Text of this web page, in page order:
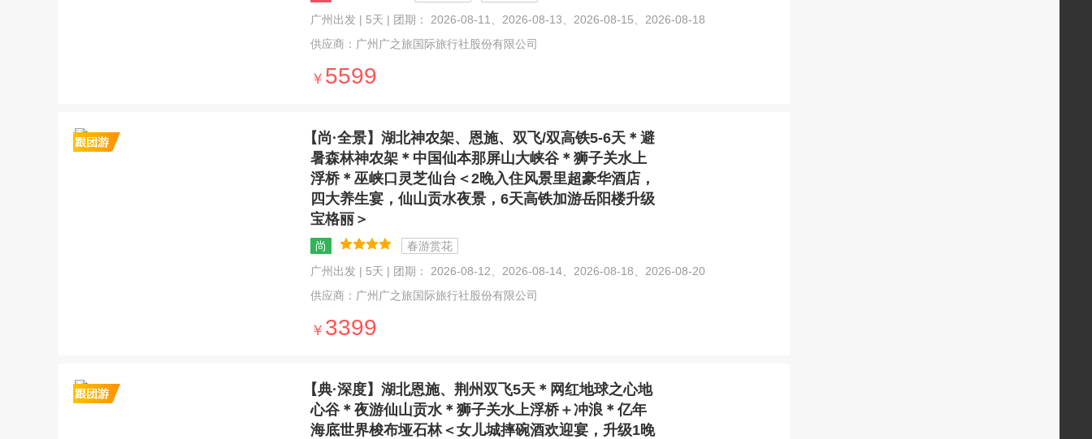
广州出发 | 5天 | 团期： 2026-08-11、2026-08-13、2026-08-15、2026-08-18
供应商：广州广之旅国际旅行社股份有限公司
￥ 5599
【尚·全景】湖北神农架、恩施、双飞/双高铁5-6天＊避
暑森林神农架＊中国仙本那屏山大峡谷＊狮子关水上
浮桥＊巫峡口灵芝仙台＜2晚入住风景里超豪华酒店，
四大养生宴，仙山贡水夜景，6天高铁加游岳阳楼升级
宝格丽＞
尚
春游赏花
广州出发 | 5天 | 团期： 2026-08-12、2026-08-14、2026-08-18、2026-08-20
供应商：广州广之旅国际旅行社股份有限公司
￥ 3399
【典·深度】湖北恩施、荆州双飞5天＊网红地球之心地
心谷＊夜游仙山贡水＊狮子关水上浮桥＋冲浪＊亿年
海底世界梭布垭石林＜女儿城摔碗酒欢迎宴，升级1晚